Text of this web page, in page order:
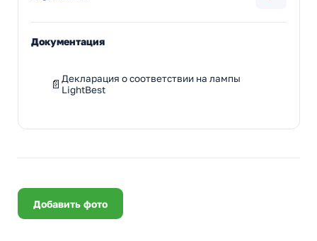
Документация
Декларация о соответствии на лампы
LightBest
Добавить фото